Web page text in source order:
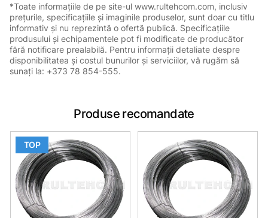
*Toate informațiile de pe site-ul www.rultehcom.com, inclusiv
prețurile, specificațiile și imaginile produselor, sunt doar cu titlu
informativ și nu reprezintă o ofertă publică. Specificațiile
produsului și echipamentele pot fi modificate de producător
fără notificare prealabilă. Pentru informații detaliate despre
disponibilitatea și costul bunurilor și serviciilor, vă rugăm să
sunați la: +373 78 854-555.
Produse recomandate
TOP